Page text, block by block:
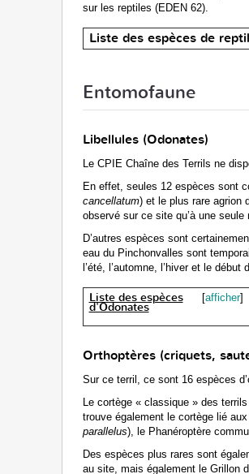
sur les reptiles (EDEN 62).
Liste des espèces de
Entomofaune
Libellules (Odonates)
Le CPIE Chaîne des Terrils ne
En effet, seules 12 espèces sont
cancellatum) et le plus rare agrion
observé sur ce site qu’à une seule
D’autres espèces sont
eau du Pinchonvalles sont
l’été, l’automne, l’hiver et le début
[afficher]
Liste des espèces
d'Odonates
Orthoptères (criquets,
Sur ce terril, ce sont 16 espèces
Le cortège « classique » des
trouve également le cortège lié
parallelus), le Phanéroptère
Des espèces plus rares sont
au site, mais également le Grillon